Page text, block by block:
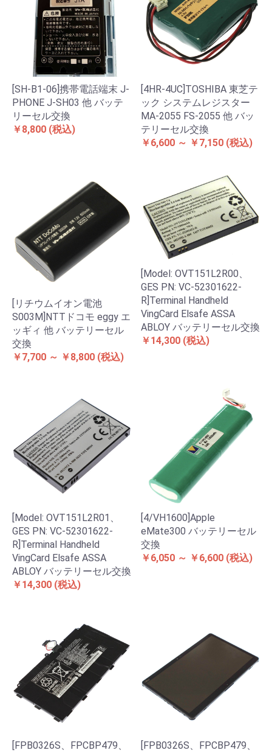
[SH-B1-06]携帯電話端末 J-
PHONE J-SH03 他 バッテ
リーセル交換
￥8,800 (税込)
[4HR-4UC]TOSHIBA 東芝テ
ック システムレジスター
MA-2055 FS-2055 他 バッ
テリーセル交換
￥6,600 ～ ￥7,150 (税込)
[リチウムイオン電池
S003M]NTTドコモ eggy エ
ッギィ 他 バッテリーセル
交換
￥7,700 ～ ￥8,800 (税込)
[Model: OVT151L2R00、
GES PN: VC-52301622-
R]Terminal Handheld
VingCard Elsafe ASSA
ABLOY バッテリーセル交換
￥14,300 (税込)
[Model: OVT151L2R01、
GES PN: VC-52301622-
R]Terminal Handheld
VingCard Elsafe ASSA
ABLOY バッテリーセル交換
￥14,300 (税込)
[4/VH1600]Apple
eMate300 バッテリーセル
交換
￥6,050 ～ ￥6,600 (税込)
[FPB0326S、FPCBP479、 [FPB0326S、FPCBP479、